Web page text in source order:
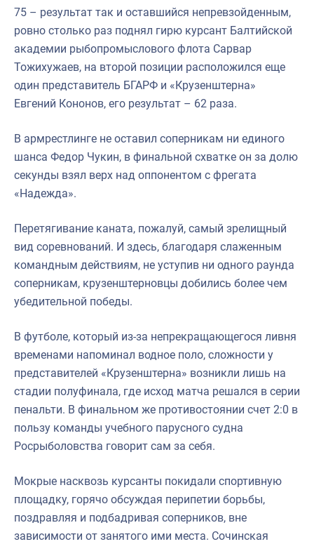
75 – результат так и оставшийся непревзойденным,
ровно столько раз поднял гирю курсант Балтийской
академии рыбопромыслового флота Сарвар
Тожихужаев, на второй позиции расположился еще
один представитель БГАРФ и «Крузенштерна»
Евгений Кононов, его результат – 62 раза.
В армрестлинге не оставил соперникам ни единого
шанса Федор Чукин, в финальной схватке он за долю
секунды взял верх над оппонентом с фрегата
«Надежда».
Перетягивание каната, пожалуй, самый зрелищный
вид соревнований. И здесь, благодаря слаженным
командным действиям, не уступив ни одного раунда
соперникам, крузенштерновцы добились более чем
убедительной победы.
В футболе, который из-за непрекращающегося ливня
временами напоминал водное поло, сложности у
представителей «Крузенштерна» возникли лишь на
стадии полуфинала, где исход матча решался в серии
пенальти. В финальном же противостоянии счет 2:0 в
пользу команды учебного парусного судна
Росрыболовства говорит сам за себя.
Мокрые насквозь курсанты покидали спортивную
площадку, горячо обсуждая перипетии борьбы,
поздравляя и подбадривая соперников, вне
зависимости от занятого ими места. Сочинская